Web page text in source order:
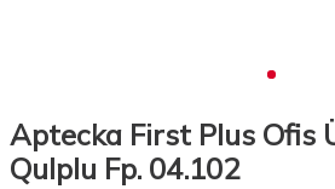
Aptecka First Plus Ofis
Qulplu Fp. 04.102